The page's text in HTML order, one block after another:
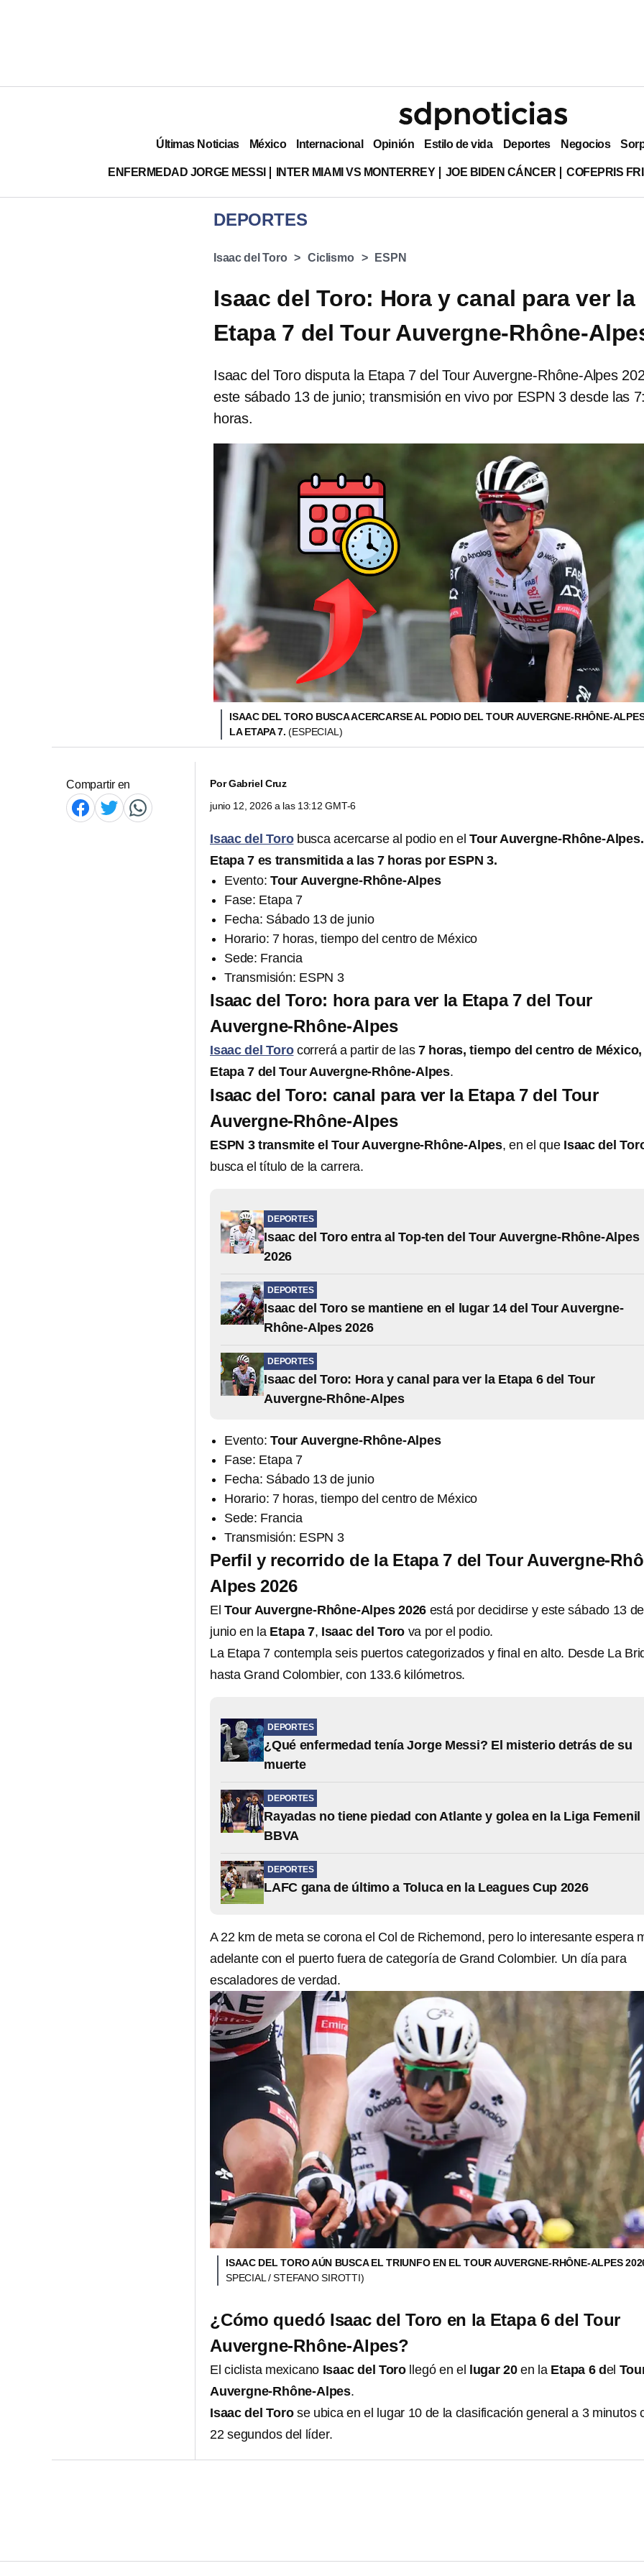
Últimas Noticias México Internacional Opinión Estilo de vida Deportes Negocios
ENFERMEDAD JORGE MESSI INTER MIAMI VS MONTERREY JOE BIDEN CÁNCER COFEPRIS
DEPORTES
Isaac del Toro Ciclismo ESPN
Isaac del Toro: Hora y canal para ver la
Etapa 7 del Tour Auvergne-Rhône-
Isaac del Toro disputa la Etapa 7 del Tour Auvergne-Rhône-Alpes
este sábado 13 de junio; transmisión en vivo por ESPN 3 desde las
horas.
ISAAC DEL TORO BUSCA ACERCARSE AL PODIO DEL TOUR AUVERGNE-RHÔNE-
LA ETAPA 7.(ESPECIAL)
Compartir en PorGabriel Cruz
junio 12, 2026 a las 13:12 GMT-6
Isaac del Toro busca acercarse al podio en el Tour Auvergne-Rhône-Alpes.
Etapa 7 es transmitida a las 7 horas por ESPN 3.
Evento: Tour Auvergne-Rhône-Alpes
Fase: Etapa 7
Fecha: Sábado 13 de junio
Horario: 7 horas, tiempo del centro de México
Sede: Francia
Transmisión: ESPN 3
Isaac del Toro: hora para ver la Etapa 7 del Tour
Auvergne-Rhône-Alpes
Isaac del Torocorrerá a partir de las7 horas, tiempo del centro de México,
Etapa 7 del Tour Auvergne-Rhône-Alpes.
Isaac del Toro: canal para ver la Etapa 7 del Tour
Auvergne-Rhône-Alpes
ESPN 3 transmite el Tour Auvergne-Rhône-Alpes, en el que Isaac del
busca el título de la carrera.
DEPORTES
Isaac del Toro entra al Top-ten del Tour Auvergne-Rhône-Alpes
2026
DEPORTES
Isaac del Toro se mantiene en el lugar 14 del Tour Auvergne-
Rhône-Alpes 2026
DEPORTES
Isaac del Toro: Hora y canal para ver la Etapa 6 del Tour
Auvergne-Rhône-Alpes
Evento: Tour Auvergne-Rhône-Alpes
Fase: Etapa 7
Fecha: Sábado 13 de junio
Horario: 7 horas, tiempo del centro de México
Sede: Francia
Transmisión: ESPN 3
Perfil y recorrido de la Etapa 7 del Tour Auvergne-
Alpes 2026
El Tour Auvergne-Rhône-Alpes 2026 está por decidirse y este sábado 13 de
junio en la Etapa 7, Isaac del Toro va por el podio.
La Etapa 7 contempla seis puertos categorizados y final en alto. Desde La
hasta Grand Colombier, con 133.6 kilómetros.
DEPORTES
¿Qué enfermedad tenía Jorge Messi? El misterio detrás de su
muerte
DEPORTES
Rayadas no tiene piedad con Atlante y golea en la Liga Femenil
BBVA
DEPORTES
LAFC gana de último a Toluca en la Leagues Cup 2026
A 22 km de meta se corona el Col de Richemond, pero lo interesante espera
adelante con el puerto fuera de categoría de Grand Colombier. Un día para
escaladores de verdad.
ISAAC DEL TORO AÚN BUSCA EL TRIUNFO EN EL TOUR AUVERGNE-RHÔNE-ALPES
SPECIAL / STEFANO SIROTTI)
¿Cómo quedó Isaac del Toro en la Etapa 6 del Tour
Auvergne-Rhône-Alpes?
El ciclista mexicano Isaac del Toro llegó en el lugar 20en la Etapa 6 del
Auvergne-Rhône-Alpes.
Isaac del Torose ubica en el lugar 10 de la clasificación general a 3 minutos
22 segundos del líder.